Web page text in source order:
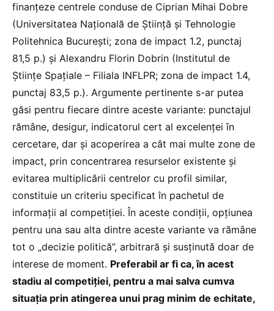
finanțeze centrele conduse de Ciprian Mihai Dobre
(Universitatea Națională de Știință și Tehnologie
Politehnica București; zona de impact 1.2, punctaj
81,5 p.) și Alexandru Florin Dobrin (Institutul de
Științe Spațiale – Filiala INFLPR; zona de impact 1.4,
punctaj 83,5 p.). Argumente pertinente s-ar putea
găsi pentru fiecare dintre aceste variante: punctajul
rămâne, desigur, indicatorul cert al excelenței în
cercetare, dar și acoperirea a cât mai multe zone de
impact, prin concentrarea resurselor existente și
evitarea multiplicării centrelor cu profil similar,
constituie un criteriu specificat în pachetul de
informații al competiției. În aceste condiții, opțiunea
pentru una sau alta dintre aceste variante va rămâne
tot o „decizie politică”, arbitrară și susținută doar de
interese de moment. Preferabil ar fi ca, în acest
stadiu al competiției, pentru a mai salva cumva
situația prin atingerea unui prag minim de echitate,